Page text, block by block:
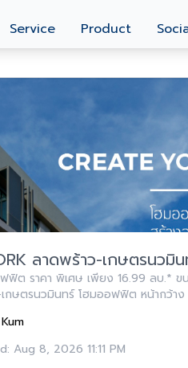
Service Product
ลาดพร้าว-เกษตรนวมิ
@WORK ลาดพร้าว-เกษตรนวมินทร์ โฮมออ
Aug 8, 2026 11:11 PM